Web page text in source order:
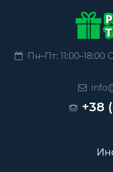
Пн–Пт:
+38